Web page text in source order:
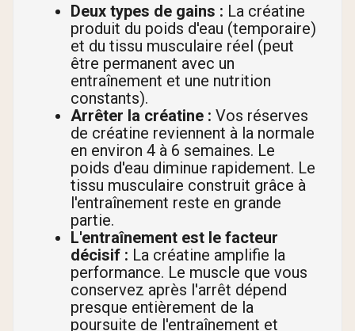
Deux types de gains : La créatine
produit du poids d'eau (temporaire)
et du tissu musculaire réel (peut
être permanent avec un
entraînement et une nutrition
constants).
Arrêter la créatine : Vos réserves
de créatine reviennent à la normale
en environ 4 à 6 semaines. Le
poids d'eau diminue rapidement. Le
tissu musculaire construit grâce à
l'entraînement reste en grande
partie.
L'entraînement est le facteur
décisif : La créatine amplifie la
performance. Le muscle que vous
conservez après l'arrêt dépend
presque entièrement de la
poursuite de l'entraînement et